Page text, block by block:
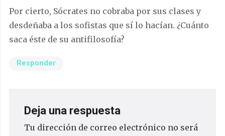
Por cierto, Sócrates no cobraba por sus clases y
desdeñaba a los sofistas que sí lo hacían. ¿Cuánto
saca éste de su antifilosofía?
Responder
Deja una respuesta
Tu dirección de correo electrónico no será